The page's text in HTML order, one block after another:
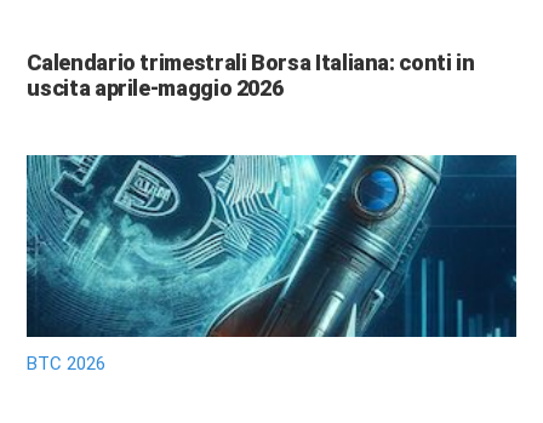
Calendario trimestrali Borsa Italiana: conti in
uscita aprile-maggio 2026
BTC 2026